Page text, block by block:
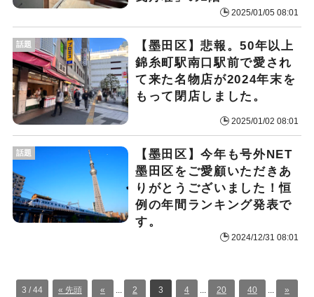
2025/01/05 08:01
【墨田区】悲報。50年以上
錦糸町駅南口駅前で愛され
て来た名物店が2024年末を
もって閉店しました。
2025/01/02 08:01
話題
【墨田区】今年も号外NET
墨田区をご愛顧いただきあ
りがとうございました！恒
例の年間ランキング発表で
す。
2024/12/31 08:01
話題
3 / 44 « 先頭 « 2 3 4 20 40 »